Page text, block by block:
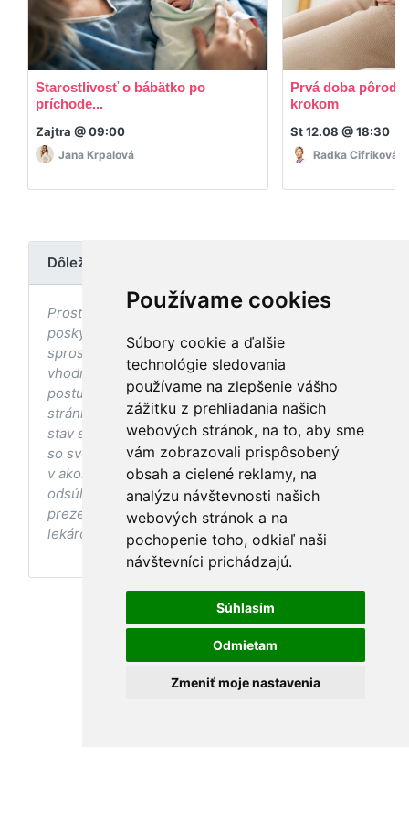
Používame cookies
Súbory cookie a ďalšie
technológie sledovania
používame na zlepšenie vášho
zážitku z prehliadania našich
webových stránok, na to, aby sme
vám zobrazovali prispôsobený
obsah a cielené reklamy, na
analýzu návštevnosti našich
webových stránok a na
pochopenie toho, odkiaľ naši
návštevníci prichádzajú.
Súhlasím
Odmietam
Zmeniť moje nastavenia
Starostlivosť o bábätko po
príchode...
Zajtra @ 09:00
Jana Krpalová
Prvá doba
krokom
St 12.08 @ 18:30
Radka Cifriková
Dôležité upozornenie
Prostredníctvom stránky nedochádza k
poskytovaniu zdravotnej starostlivosti, ani k jej
sprostredkovaniu, ani k jej nahrádzaniu. O
vhodných postupoch v oblasti zdravia, vhodnosti
postupov a odporúčaní prezentovaných na
stránke s ohľadom na Váš zdravotný
stav sa pred ich aplikáciou vždy vopred poraďte
so svojím ošetrujúcim lekárom, a to najmä ak ste
v akomkoľvek štádiu tehotenstva. Bez
odsúhlasenia postupov a odporúčaní
prezentovaných na stránke Vaším ošetrujúcim
lekárom tieto postupy a odporúčania neaplikujte.